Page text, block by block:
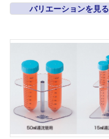
バリエーションを見る